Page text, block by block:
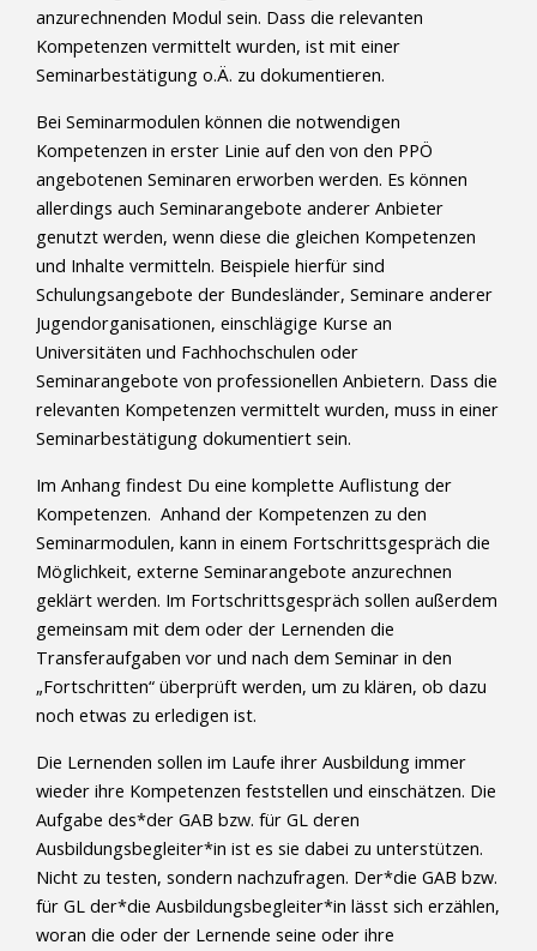
anzurechnenden Modul sein. Dass die relevanten
Kompetenzen vermittelt wurden, ist mit einer
Seminarbestätigung o.Ä. zu dokumentieren.
Bei Seminarmodulen können die notwendigen
Kompetenzen in erster Linie auf den von den PPÖ
angebotenen Seminaren erworben werden. Es können
allerdings auch Seminarangebote anderer Anbieter
genutzt werden, wenn diese die gleichen Kompetenzen
und Inhalte vermitteln. Beispiele hierfür sind
Schulungsangebote der Bundesländer, Seminare anderer
Jugendorganisationen, einschlägige Kurse an
Universitäten und Fachhochschulen oder
Seminarangebote von professionellen Anbietern. Dass die
relevanten Kompetenzen vermittelt wurden, muss in einer
Seminarbestätigung dokumentiert sein.
Im Anhang findest Du eine komplette Auflistung der
Kompetenzen. Anhand der Kompetenzen zu den
Seminarmodulen, kann in einem Fortschrittsgespräch die
Möglichkeit, externe Seminarangebote anzurechnen
geklärt werden. Im Fortschrittsgespräch sollen außerdem
gemeinsam mit dem oder der Lernenden die
Transferaufgaben vor und nach dem Seminar in den
„Fortschritten“ überprüft werden, um zu klären, ob dazu
noch etwas zu erledigen ist.
Die Lernenden sollen im Laufe ihrer Ausbildung immer
wieder ihre Kompetenzen feststellen und einschätzen. Die
Aufgabe des*der GAB bzw. für GL deren
Ausbildungsbegleiter*in ist es sie dabei zu unterstützen.
Nicht zu testen, sondern nachzufragen. Der*die GAB bzw.
für GL der*die Ausbildungsbegleiter*in lässt sich erzählen,
woran die oder der Lernende seine oder ihre